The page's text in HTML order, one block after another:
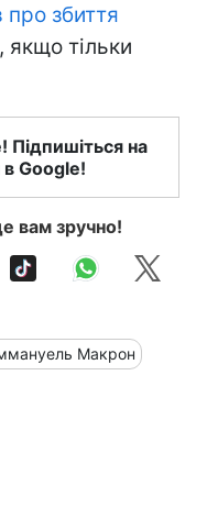
про збиття
, якщо тільки
Підпишіться на
в Google!
вам зручно!
Макрон